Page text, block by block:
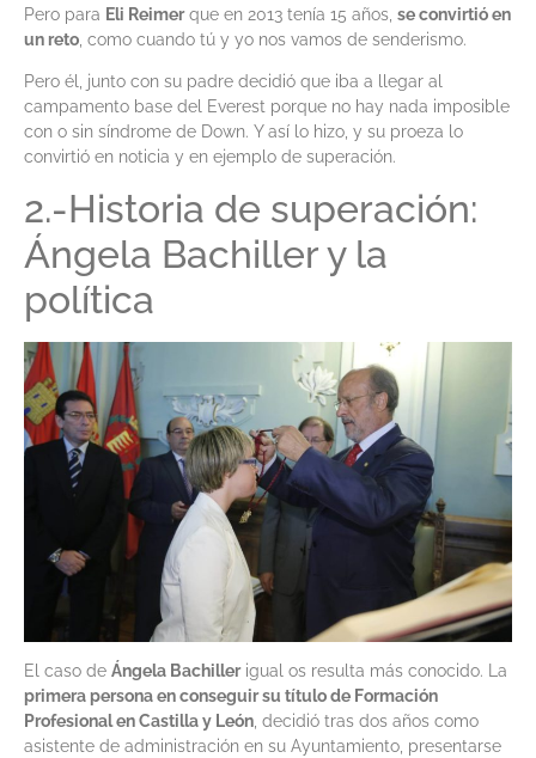
Pero para Eli Reimerque en 2013 tenía 15 años, se convirtió en
un reto , como cuando tú y yo nos vamos de senderismo.
Pero él, junto con su padre decidió que iba a llegar al
campamento base del Everest porque no hay nada imposible
con o sin síndrome de Down. Y así lo hizo, y su proeza lo
convirtió en noticia y en ejemplo de superación.
2.-Historia de superación:
Ángela Bachiller y la
política
El caso de Ángela Bachillerigual os resulta más conocido. La
primera persona en conseguir su título de Formación
Profesional en Castilla y León , decidió tras dos años como
asistente de administración en su Ayuntamiento, presentarse